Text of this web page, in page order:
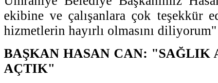
ekibine ve çalışanlara çok teşekkür
hizmetlerin hayırlı olmasını
BAŞKAN HASAN CAN: "SAĞLIK
AÇTIK"